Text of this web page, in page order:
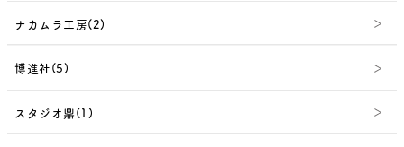
ナカムラ工房(2)
博進社(5)
スタジオ鼎(1)